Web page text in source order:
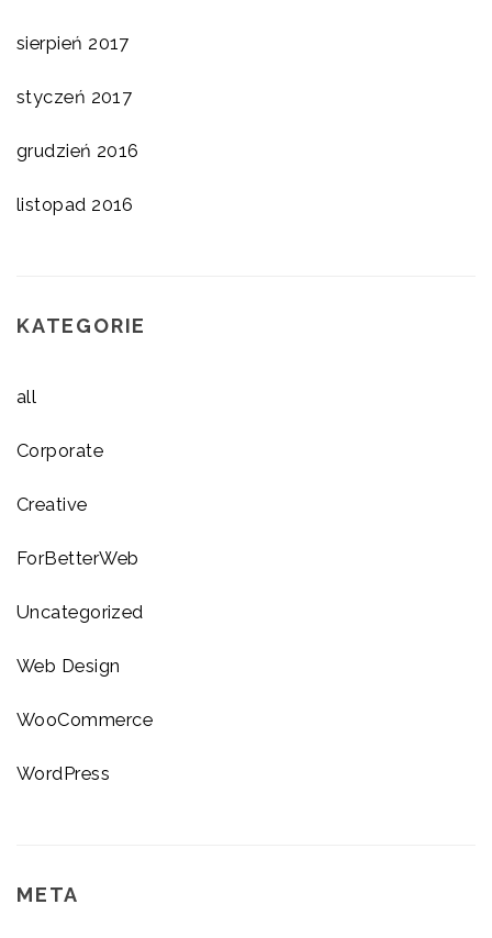
sierpień 2017
styczeń 2017
grudzień 2016
listopad 2016
KATEGORIE
all
Corporate
Creative
ForBetterWeb
Uncategorized
Web Design
WooCommerce
WordPress
META